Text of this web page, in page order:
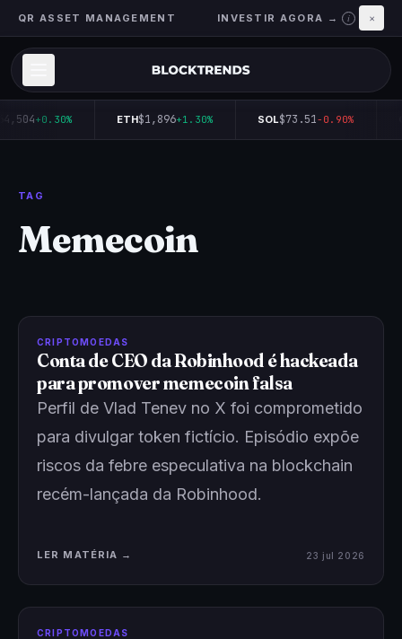
QR ASSET MANAGEMENT INVESTIR AGORA → i ×
+0.30% ETH$1,896+1.30% SOL$73.51-0.90%
TAG
Memecoin
CRIPTOMOEDAS
Conta de CEO da Robinhood é hackeada
para promover memecoin falsa
Perfil de Vlad Tenev no X foi comprometido
para divulgar token fictício. Episódio expõe
riscos da febre especulativa na blockchain
recém-lançada da Robinhood.
LER MATÉRIA → 23 jul 2026
CRIPTOMOEDAS